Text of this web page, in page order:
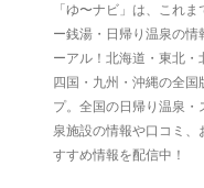
「ゆ〜ナビ」は、これ
ー銭湯・日帰り温泉の
ーアル！北海道・東北・
四国・九州・沖縄の全
プ。全国の日帰り温泉
泉施設の情報や口コミ
すすめ情報を配信中！